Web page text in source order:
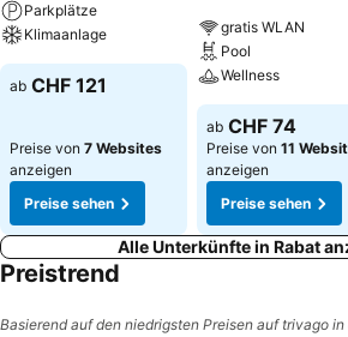
Parkplätze
Klimaanlage
ab CHF 121
Preise von 7 Websites
anzeigen
Preise sehen
gratis WLAN
Pool
Wellness
ab CHF 74
Preise von 11
anzeigen
Preise sehen
Alle Unterkünfte in Rabat
Preistrend
Basierend auf den niedrigsten Preisen auf trivago